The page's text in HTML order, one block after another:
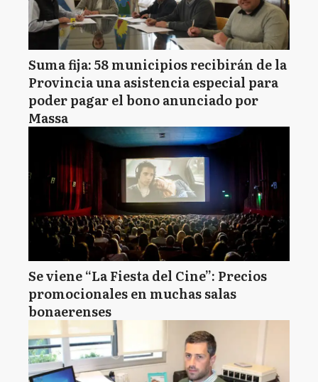
Suma fija: 58 municipios recibirán de la
Provincia una asistencia especial para
poder pagar el bono anunciado por
Massa
Se viene “La Fiesta del Cine”: Precios
promocionales en muchas salas
bonaerenses